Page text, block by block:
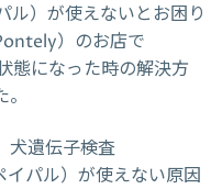
ル）が使えないとお困り
）のお店で
態になった時の解決方
犬遺伝子検査
パル）が使えない原因